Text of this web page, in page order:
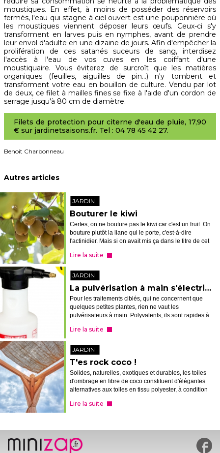
moustiques. En effet, à moins de posséder des réservoirs
fermés, l'eau qui stagne à ciel ouvert est une pouponnière où
les moustiques viennent déposer leurs œufs. Ceux-ci s'y
transforment en larves puis en nymphes, avant de prendre
leur envol d'adulte en une dizaine de jours. Afin d'empêcher la
prolifération de ces satanés suceurs de sang, interdisez
l'accès à l'eau de vos cuves en les coiffant d'une
moustiquaire. Vous éviterez de surcroît que les matières
organiques (feuilles, aiguilles de pin…) n'y tombent et
transforment votre eau en bouillon de culture. Vendu par lot
de deux, ce filet à mailles fines se fixe à l'aide d'un cordon de
serrage jusqu'à 80 cm de diamètre.
Filets de protection pour citerne d'eau de pluie, 17,90
€ sur jardinetsaisons.fr. Tel : 04 78 45 42 27.
Benoit Charbonneau
Autres articles
JARDIN
Bouturer le kiwi
Certes, on ne bouture pas le kiwi car c'est un fruit. On
bouture plutôt la liane qui le porte, c'est-à-dire
l'actinidier. Mais si on avait mis ça dans le titre de cet
Lire la suite
JARDIN
La pulvérisation à main s'électrise
Pour les traitements ciblés, qui ne concernent que
quelques petites plantes, rien ne vaut les
pulvérisateurs à main. Polyvalents, ils sont rapides à
autant, cela ne veut pas dire...
Lire la suite
JARDIN
T'es rock coco !
Solides, naturelles, exotiques et durables, les toiles
d'ombrage en fibre de coco constituent d'élégantes
alternatives aux toiles en tissu polyester, à condition
Lire la suite